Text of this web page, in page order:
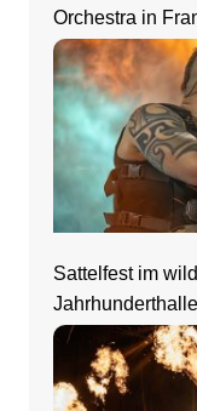
Orchestra in
Sattelfest im
Frankfurt